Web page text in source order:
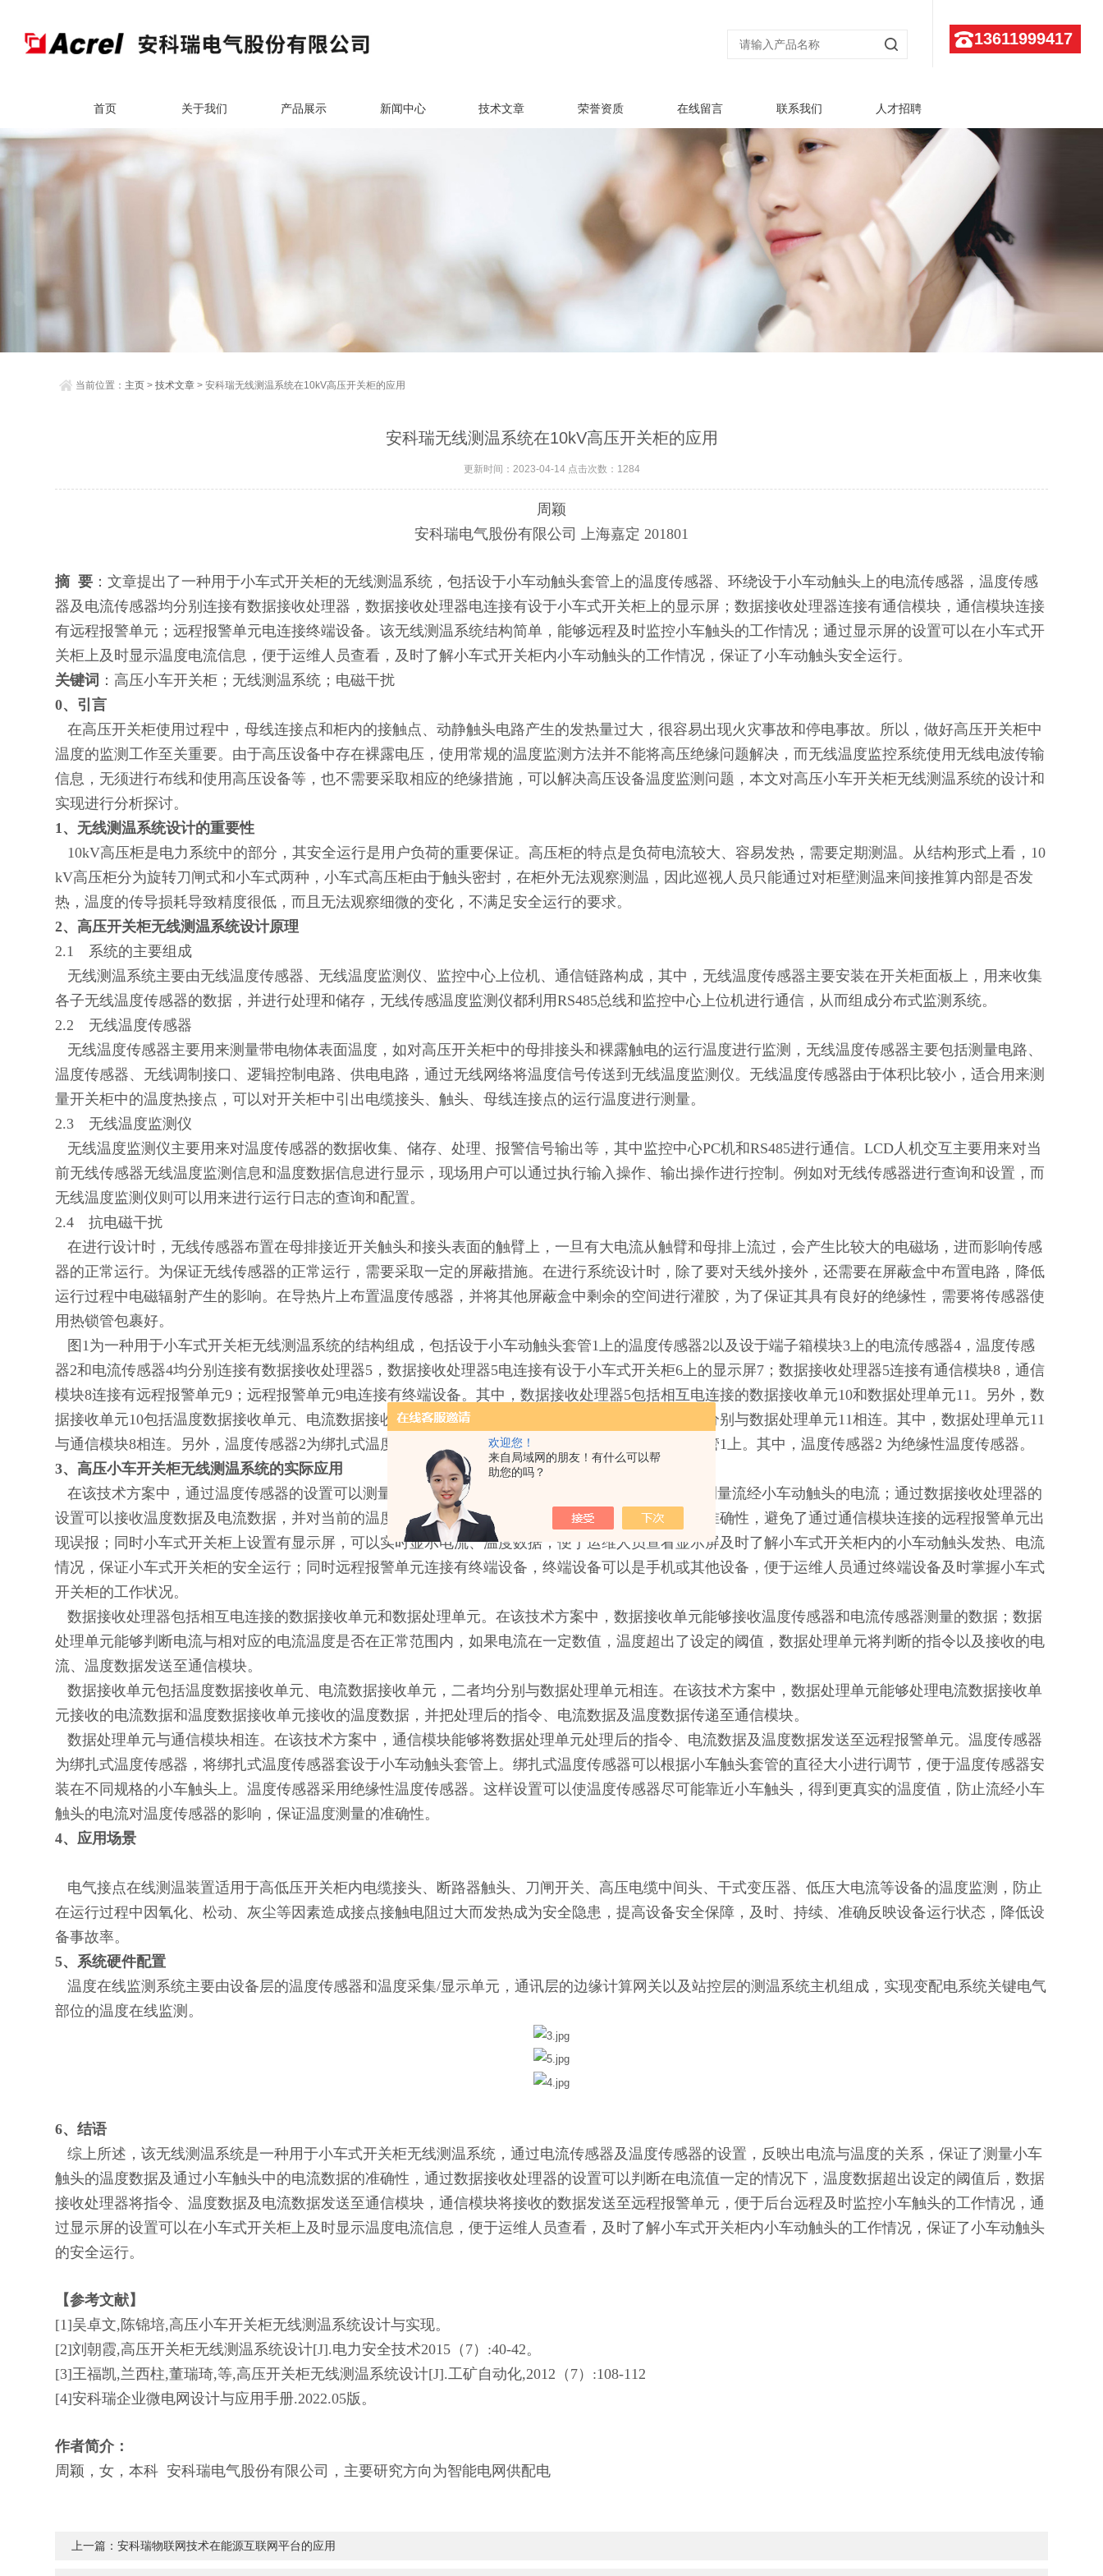
欢迎您！
来自局域网的朋友！有什么可以帮
助您的吗？
13611999417
首页 关于我们 产品展示 新闻中心 技术文章 荣誉资质 在线留言 联系我们 人才招聘
当前位置： 主页 >技术文章 > 安科瑞无线测温系统在10kV高压开关柜的应用
安科瑞无线测温系统在10kV高压开关柜的应用
更新时间：2023-04-14 点击次数：1284
周颖
安科瑞电气股份有限公司 上海嘉定 201801
摘 要 ：文章提出了一种用于小车式开关柜的无线测温系统，包括设于小车动触头套管上的温度传感器、环绕设于小车动触头上的电流传感器，温度传感
器及电流传感器均分别连接有数据接收处理器，数据接收处理器电连接有设于小车式开关柜上的显示屏；数据接收处理器连接有通信模块，通信模块连接
有远程报警单元；远程报警单元电连接终端设备。该无线测温系统结构简单，能够远程及时监控小车触头的工作情况；通过显示屏的设置可以在小车式开
关柜上及时显示温度电流信息，便于运维人员查看，及时了解小车式开关柜内小车动触头的工作情况，保证了小车动触头安全运行。
关键词 ：高压小车开关柜；无线测温系统；电磁干扰
0、引言
在高压开关柜使用过程中，母线连接点和柜内的接触点、动静触头电路产生的发热量过大，很容易出现火灾事故和停电事故。所以，做好高压开关柜中
温度的监测工作至关重要。由于高压设备中存在裸露电压，使用常规的温度监测方法并不能将高压绝缘问题解决，而无线温度监控系统使用无线电波传输
信息，无须进行布线和使用高压设备等，也不需要采取相应的绝缘措施，可以解决高压设备温度监测问题，本文对高压小车开关柜无线测温系统的设计和
实现进行分析探讨。
1、无线测温系统设计的重要性
10kV高压柜是电力系统中的部分，其安全运行是用户负荷的重要保证。高压柜的特点是负荷电流较大、容易发热，需要定期测温。从结构形式上看， 10
kV高压柜分为旋转刀闸式和小车式两种，小车式高压柜由于触头密封，在柜外无法观察测温，因此巡视人员只能通过对柜壁测温来间接推算内部是否发
热，温度的传导损耗导致精度很低，而且无法观察细微的变化，不满足安全运行的要求。
2、高压开关柜无线测温系统设计原理
2.1 系统的主要组成
无线测温系统主要由无线温度传感器、无线温度监测仪、监控中心上位机、通信链路构成，其中，无线温度传感器主要安装在开关柜面板上，用来收集
各子无线温度传感器的数据，并进行处理和储存，无线传感温度监测仪都利用RS485总线和监控中心上位机进行通信，从而组成分布式监测系统。
2.2 无线温度传感器
无线温度传感器主要用来测量带电物体表面温度，如对高压开关柜中的母排接头和裸露触电的运行温度进行监测，无线温度传感器主要包括测量电路、
温度传感器、无线调制接口、逻辑控制电路、供电电路，通过无线网络将温度信号传送到无线温度监测仪。无线温度传感器由于体积比较小，适合用来测
量开关柜中的温度热接点，可以对开关柜中引出电缆接头、触头、母线连接点的运行温度进行测量。
2.3 无线温度监测仪
无线温度监测仪主要用来对温度传感器的数据收集、储存、处理、报警信号输出等，其中监控中心PC机和RS485进行通信。LCD人机交互主要用来对当
前无线传感器无线温度监测信息和温度数据信息进行显示，现场用户可以通过执行输入操作、输出操作进行控制。例如对无线传感器进行查询和设置，而
无线温度监测仪则可以用来进行运行日志的查询和配置。
2.4 抗电磁干扰
在进行设计时，无线传感器布置在母排接近开关触头和接头表面的触臂上，一旦有大电流从触臂和母排上流过，会产生比较大的电磁场，进而影响传感
器的正常运行。为保证无线传感器的正常运行，需要采取一定的屏蔽措施。在进行系统设计时，除了要对天线外接外，还需要在屏蔽盒中布置电路，降低
运行过程中电磁辐射产生的影响。在导热片上布置温度传感器，并将其他屏蔽盒中剩余的空间进行灌胶，为了保证其具有良好的绝缘性，需要将传感器使
用热锁管包裹好。
图 1为一种用于小车式开关柜无线测温系统的结构组成，包括设于小车动触头套管1上的温度传感器2 以及设于端子箱模块3上的电流传感器4 ，温度传感
器2和电流传感器4均分别连接有数据接收处理器5 ，数据接收处理器5电连接有设于小车式开关柜6上的显示屏7 ；数据接收处理器5连接有通信模块8 ，通信
模块8连接有远程报警单元9 ；远程报警单元9电连接有终端设备。其中，数据接收处理器5包括相互电连接的数据接收单元10和数据处理单元11。另外，数
据接收单元10包括温度数据接收单元、电流数据接收单元，温度数据接收单元及电流数据接收单元均分别与数据处理单元11相连。其中，数据处理单元11
与通信模块8相连。另外，温度传感器2为绑扎式温度传感器，绑扎式温度传感器套设于小车动触头套管1上。其中，温度传感器2 为绝缘性温度传感器。
3、高压小车开关柜无线测温系统的实际应用
在该技术方案中，通过温度传感器的设置可以测量小车动触头的温度，通过电流传感器的设置可以测量流经小车动触头的电流；通过数据接收处理器的
设置可以接收温度数据及电流数据，并对当前的温度数据与电流数据对应关系进行判断，保证测量的准确性，避免了通过通信模块连接的远程报警单元出
现误报；同时小车式开关柜上设置有显示屏，可以实时显示电流、温度数据，便于运维人员查看显示屏及时了解小车式开关柜内的小车动触头发热、电流
情况，保证小车式开关柜的安全运行；同时远程报警单元连接有终端设备，终端设备可以是手机或其他设备，便于运维人员通过终端设备及时掌握小车式
开关柜的工作状况。
数据接收处理器包括相互电连接的数据接收单元和数据处理单元。在该技术方案中，数据接收单元能够接收温度传感器和电流传感器测量的数据；数据
处理单元能够判断电流与相对应的电流温度是否在正常范围内，如果电流在一定数值，温度超出了设定的阈值，数据处理单元将判断的指令以及接收的电
流、温度数据发送至通信模块。
数据接收单元包括温度数据接收单元、电流数据接收单元，二者均分别与数据处理单元相连。在该技术方案中，数据处理单元能够处理电流数据接收单
元接收的电流数据和温度数据接收单元接收的温度数据，并把处理后的指令、电流数据及温度数据传递至通信模块。
数据处理单元与通信模块相连。在该技术方案中，通信模块能够将数据处理单元处理后的指令、电流数据及温度数据发送至远程报警单元。温度传感器
为绑扎式温度传感器，将绑扎式温度传感器套设于小车动触头套管上。绑扎式温度传感器可以根据小车触头套管的直径大小进行调节，便于温度传感器安
装在不同规格的小车触头上。温度传感器采用绝缘性温度传感器。这样设置可以使温度传感器尽可能靠近小车触头，得到更真实的温度值，防止流经小车
触头的电流对温度传感器的影响，保证温度测量的准确性。
4、应用场景
电气接点在线测温装置适用于高低压开关柜内电缆接头、断路器触头、刀闸开关、高压电缆中间头、干式变压器、低压大电流等设备的温度监测，防止
在运行过程中因氧化、松动、灰尘等因素造成接点接触电阻过大而发热成为安全隐患，提高设备安全保障，及时、持续、准确反映设备运行状态，降低设
备事故率。
5、系统硬件配置
温度在线监测系统主要由设备层的温度传感器和温度采集/显示单元，通讯层的边缘计算网关以及站控层的测温系统主机组成，实现变配电系统关键电气
部位的温度在线监测。
6、结语
综上所述，该无线测温系统是一种用于小车式开关柜无线测温系统，通过电流传感器及温度传感器的设置，反映出电流与温度的关系，保证了测量小车
触头的温度数据及通过小车触头中的电流数据的准确性，通过数据接收处理器的设置可以判断在电流值一定的情况下，温度数据超出设定的阈值后，数据
接收处理器将指令、温度数据及电流数据发送至通信模块，通信模块将接收的数据发送至远程报警单元，便于后台远程及时监控小车触头的工作情况，通
过显示屏的设置可以在小车式开关柜上及时显示温度电流信息，便于运维人员查看，及时了解小车式开关柜内小车动触头的工作情况，保证了小车动触头
的安全运行。
【参考文献】
[1]吴卓文, 陈锦培,高压小车开关柜无线测温系统设计与实现。
[2]刘朝霞,高压开关柜无线测温系统设计[J].电力安全技术2015 （ 7） :40-42。
[3]王福凯,兰西柱,董瑞琦,等,高压开关柜无线测温系统设计[J].工矿自动化,2012 （ 7） :108-112
[4]安科瑞企业微电网设计与应用手册.2022.05版。
作者简介：
周颖，女，本科 安科瑞电气股份有限公司，主要研究方向为智能电网供配电
上一篇：安科瑞物联网技术在能源互联网平台的应用